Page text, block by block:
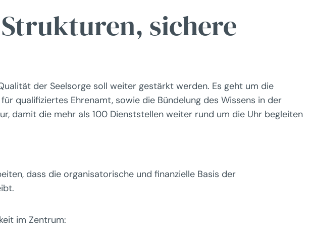
sichere
der Seelsorge soll weiter gestärkt werden. Es geht um die
qualifiziertes Ehrenamt, sowie die Bündelung des Wissens in der
damit die mehr als 100 Dienststellen weiter rund um die Uhr begleiten
dass die organisatorische und finanzielle Basis der
im Zentrum: